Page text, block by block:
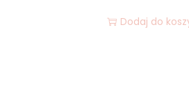
Dodaj do